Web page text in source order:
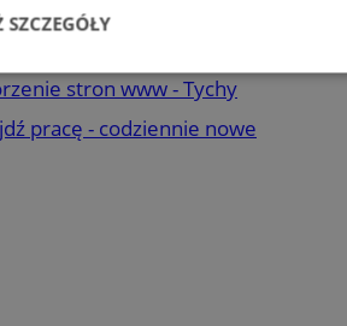
stron www - Tychy
pracę - codziennie nowe
SZCZEGÓŁY
Wydajność